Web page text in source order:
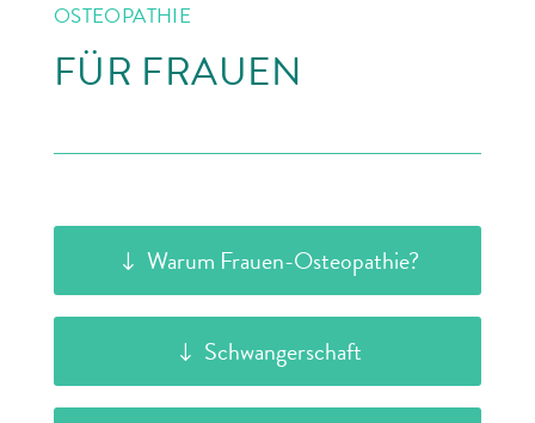
OSTEOPATHIE
FÜR FRAUEN
Warum Frauen-Osteopathie?
Schwangerschaft